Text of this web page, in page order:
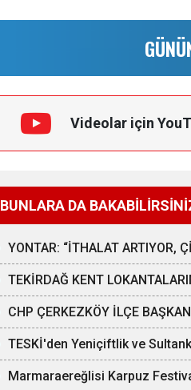
Videolar için
BUNLARA DA
YONTAR: “İTHALAT ARTIYOR,
TEKİRDAĞ KENT
CHP ÇERKEZKÖY İLÇE
TESKİ'den Yeniçiftlik ve
Marmaraereğlisi Karpuz